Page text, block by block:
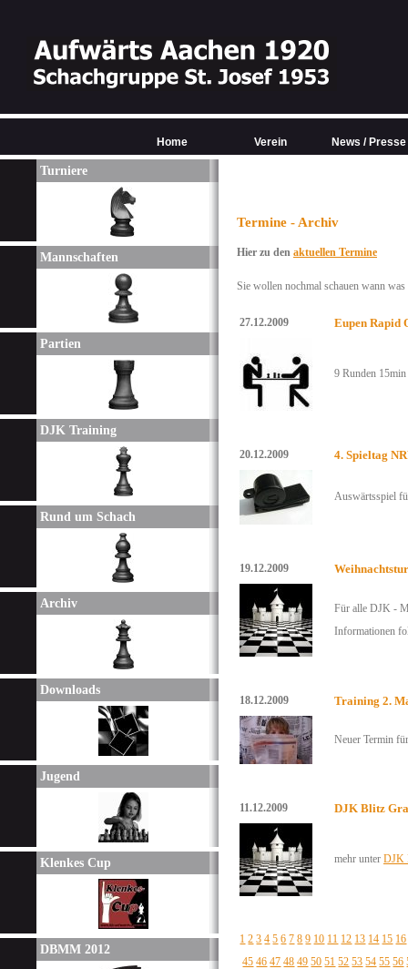
Turniere
Mannschaften
Partien
DJK Training
Rund um Schach
Archiv
Downloads
Jugend
Klenkes Cup
DBMM 2012
Termine - Archiv
Hier zu den aktuellen Termine
Sie wollen nochmal schauen wann
27.12.2009 Eupen Rapid
9 Runden
20.12.2009 4. Spieltag
Auswärtsspiel
19.12.2009
Für alle DJK -
Informationen
18.12.2009 Training 2.
Neuer Termin
11.12.2009 DJK Blitz
mehr unter DJK
1 2 3 4 5 6 7 8 9 10 11 12 13 14 15 16
45 46 47 48 49 50 51 52 53 54 55 56
Home Verein News / Presse